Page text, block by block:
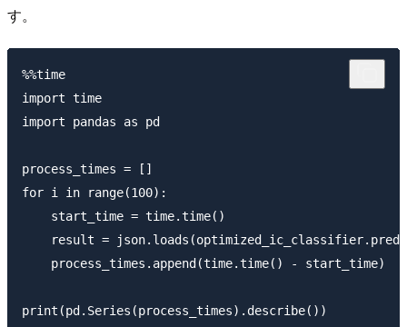
す。
%%time
import time
import pandas as pd
process_times = []
for i in range(100):
    start_time = time.time()
result =
    process_times.append(time.time() - start_time)